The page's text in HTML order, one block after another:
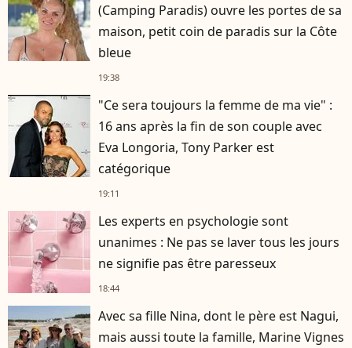
(Camping Paradis) ouvre les portes de sa
maison, petit coin de paradis sur la Côte
bleue
19:38
"Ce sera toujours la femme de ma vie" :
16 ans après la fin de son couple avec
Eva Longoria, Tony Parker est
catégorique
19:11
Les experts en psychologie sont
unanimes : Ne pas se laver tous les jours
ne signifie pas être paresseux
18:44
Avec sa fille Nina, dont le père est Nagui,
mais aussi toute la famille, Marine Vignes